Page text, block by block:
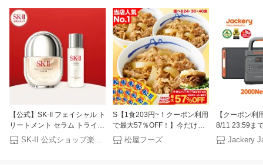
【公式】SK-II フェイシャル ト
リートメント セラム トライア
ル キット SK-2 / SK-II（エスケ
ーツー） 正規品 送料無料 SK2
SK-II 公式ショップ楽天市場店
S【1食203円~！クーポン利用
で最大57％OFF！】今だけ牛
めしバーガー1食おまけ付き
（8/1~8/16 迄）大容量リピ確
松屋フーズ
【クーポン利
8/11 23:59ま
Solar
2042Wh